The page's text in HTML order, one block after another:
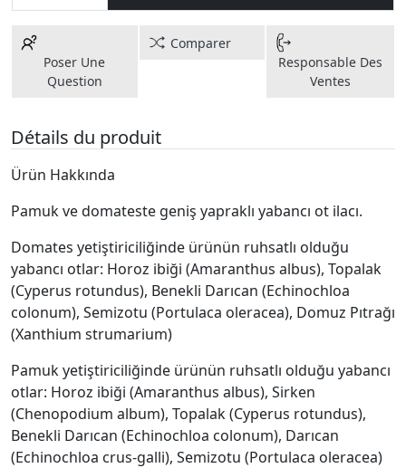
Poser Une
Question
Comparer
Responsable Des
Ventes
Détails du produit
Ürün Hakkında
Pamuk ve domateste geniş yapraklı yabancı ot ilacı.
Domates yetiştiriciliğinde ürünün ruhsatlı olduğu
yabancı otlar: Horoz ibiği (Amaranthus albus), Topalak
(Cyperus rotundus), Benekli Darıcan (Echinochloa
colonum), Semizotu (Portulaca oleracea), Domuz Pıtrağı
(Xanthium strumarium)
Pamuk yetiştiriciliğinde ürünün ruhsatlı olduğu yabancı
otlar: Horoz ibiği (Amaranthus albus), Sirken
(Chenopodium album), Topalak (Cyperus rotundus),
Benekli Darıcan (Echinochloa colonum), Darıcan
(Echinochloa crus-galli), Semizotu (Portulaca oleracea)